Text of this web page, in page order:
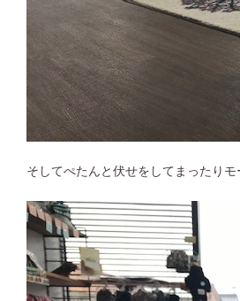
そしてぺたんと伏せをしてまったり